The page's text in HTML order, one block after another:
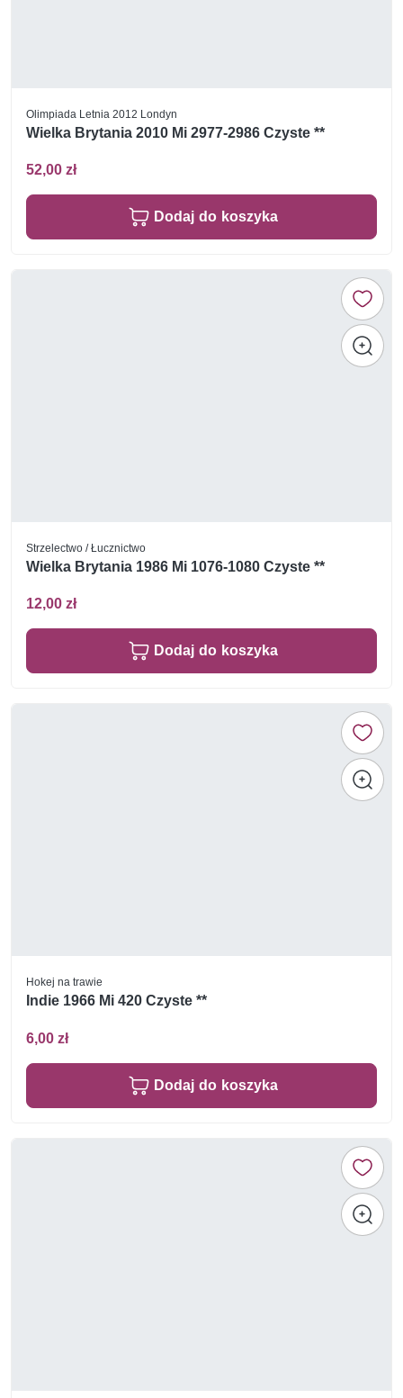
Olimpiada Letnia 2012 Londyn
Wielka Brytania 2010 Mi 2977-2986 Czyste **
52,00 zł
Dodaj do koszyka
Strzelectwo / Łucznictwo
Wielka Brytania 1986 Mi 1076-1080 Czyste **
12,00 zł
Dodaj do koszyka
Hokej na trawie
Indie 1966 Mi 420 Czyste **
6,00 zł
Dodaj do koszyka